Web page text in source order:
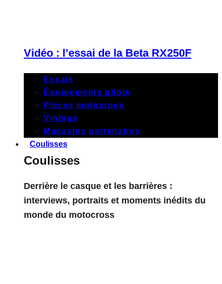
Vidéo : l’essai de la Beta RX250F
Essais
Équipements pilote
Pièces motocross
Vintage
Magasins partenaires
Coulisses
Coulisses
Derrière le casque et les barrières :
interviews, portraits et moments inédits du
monde du motocross